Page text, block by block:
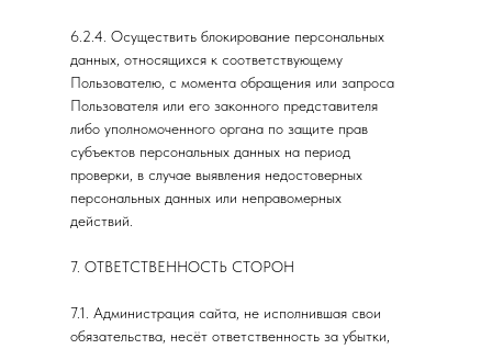
6.2.4. Осуществить блокирование персональных
данных, относящихся к соответствующему
Пользователю, с момента обращения или запроса
Пользователя или его законного представителя
либо уполномоченного органа по защите прав
субъектов персональных данных на период
проверки, в случае выявления недостоверных
персональных данных или неправомерных
действий.
7. ОТВЕТСТВЕННОСТЬ СТОРОН
7.1. Администрация сайта, не исполнившая свои
обязательства, несёт ответственность за убытки,